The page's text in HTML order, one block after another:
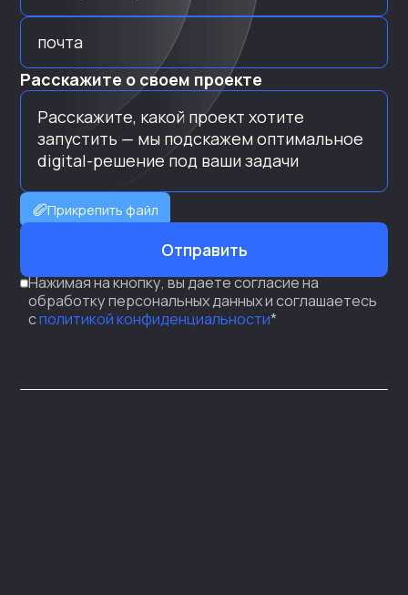
Расскажите о своем проекте
Прикрепить файл
Отправить
Нажимая на кнопку, вы даете согласие на
обработку персональных данных и соглашаетесь
сполитикой конфиденциальности*